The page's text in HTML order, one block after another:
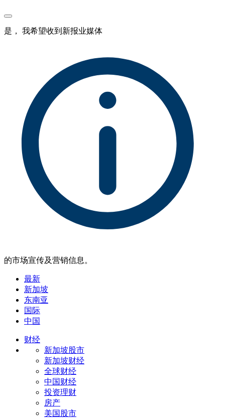
是， 我希望收到新报业媒体
的市场宣传及营销信息。
最新
新加坡
东南亚
国际
中国
财经
新加坡股市
新加坡财经
全球财经
中国财经
投资理财
房产
美国股市